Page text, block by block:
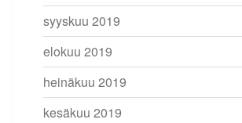
syyskuu 2019
elokuu 2019
heinäkuu 2019
kesäkuu 2019